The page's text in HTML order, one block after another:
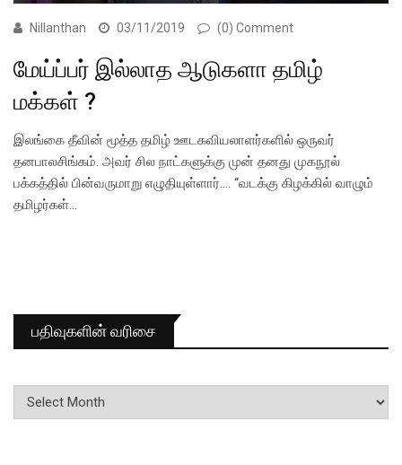
Nillanthan 03/11/2019 (0) Comment
மேய்ப்பர் இல்லாத ஆடுகளா தமிழ்
மக்கள் ?
இலங்கை தீவின் மூத்த தமிழ் ஊடகவியலாளர்களில் ஒருவர்
தனபாலசிங்கம். அவர் சில நாட்களுக்கு முன் தனது முகநூல்
பக்கத்தில் பின்வருமாறு எழுதியுள்ளார்…. “வடக்கு கிழக்கில் வாழும்
தமிழர்கள்…
பதிவுகளின் வரிசை
பதிவுகளின்
வரிசை